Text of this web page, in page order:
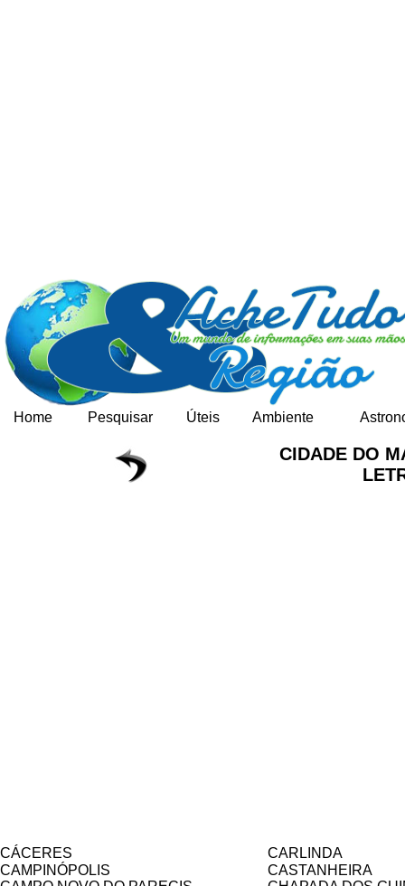
Home Pesquisar Úteis Ambiente
CIDADE DO
CÁCERES
CARLINDA
CAMPINÓPOLIS
CASTANHEIRA